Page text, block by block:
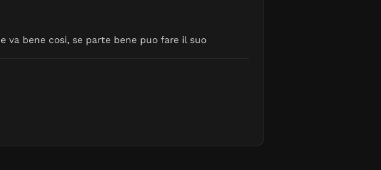
va bene cosi, se parte bene puo fare il suo